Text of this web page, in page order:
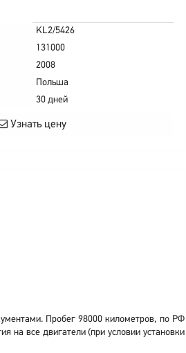
KL2/5426
131000
2008
Польша
30 дней
Узнать цену
Пробег 98000 километров, по РФ
на все двигатели (при условии установки